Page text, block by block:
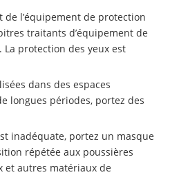
de l’équipement de protection
traitants d’équipement de
protection des yeux est
dans des espaces
longues périodes, portez des
inadéquate, portez un masque
répétée aux poussières
et autres matériaux de